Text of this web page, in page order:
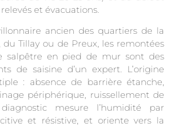
et évacuations.
ancien des quartiers de la
du Tillay ou de Preux, les remontées
salpêtre en pied de mur sont des
de saisine d’un expert. L’origine
: absence de barrière étanche,
périphérique, ruissellement de
mesure l’humidité par
et résistive, et oriente vers la